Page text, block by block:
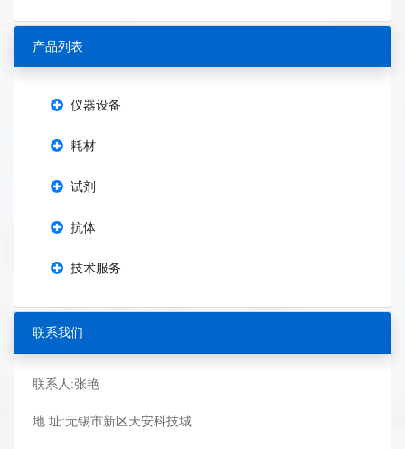
产品列表
仪器设备
耗材
试剂
抗体
技术服务
联系我们
联系人:张艳
地 址:无锡市新区天安科技城